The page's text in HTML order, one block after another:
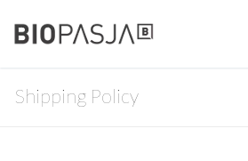
Shipping Policy